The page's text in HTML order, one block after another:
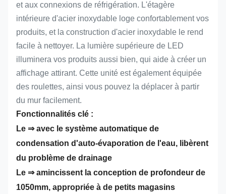
et aux connexions de réfrigération. L'étagère
intérieure d'acier inoxydable loge confortablement vos
produits, et la construction d'acier inoxydable le rend
facile à nettoyer. La lumière supérieure de LED
illuminera vos produits aussi bien, qui aide à créer un
affichage attirant. Cette unité est également équipée
des roulettes, ainsi vous pouvez la déplacer à partir
du mur facilement.
Fonctionnalités clé :
Le ⇒ avec le système automatique de
condensation d'auto-évaporation de l'eau, libèrent
du problème de drainage
Le ⇒ amincissent la conception de profondeur de
1050mm, appropriée à de petits magasins